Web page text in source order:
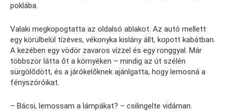
poklába.
Valaki megkopogtatta az oldalsó ablakot. Az autó mellett
egy körülbelül tízéves, vékonyka kislány állt, kopott kabátban.
A kezében egy vödör zavaros vízzel és egy ronggyal. Már
többször látta őt a környéken – mindig az út szélén
sürgölődött, és a járókelőknek ajánlgatta, hogy lemosná a
fényszóróikat.
– Bácsi, lemossam a lámpákat? – csilingelte vidáman.